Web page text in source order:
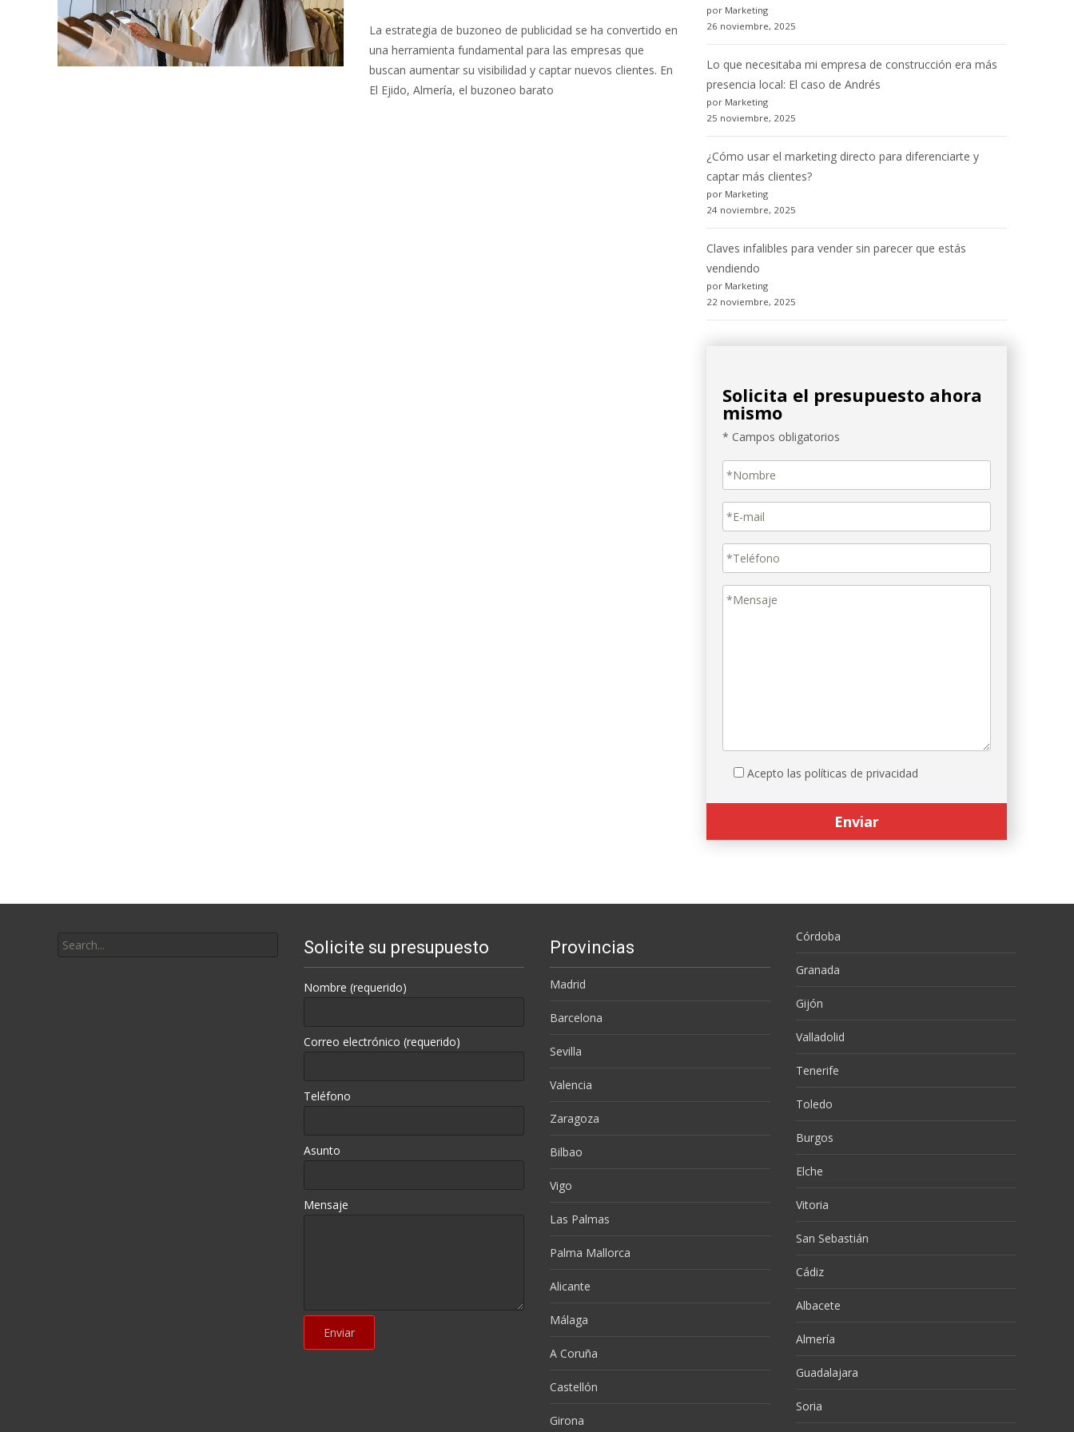
La estrategia de buzoneo de publicidad se ha convertido en
una herramienta fundamental para las empresas que
buscan aumentar su visibilidad y captar nuevos clientes. En
El Ejido, Almería, el buzoneo barato
por Marketing
26 noviembre, 2025
Lo que necesitaba mi empresa de construcción era más
presencia local: El caso de Andrés
por Marketing
25 noviembre, 2025
¿Cómo usar el marketing directo para diferenciarte y
captar más clientes?
por Marketing
24 noviembre, 2025
Claves infalibles para vender sin parecer que estás
vendiendo
por Marketing
22 noviembre, 2025
Acepto las políticas de privacidad
for:
Solicite su presupuesto
Nombre (requerido)
Correo electrónico (requerido)
Teléfono
Asunto
Mensaje
Provincias
Madrid
Barcelona
Sevilla
Valencia
Zaragoza
Bilbao
Vigo
Las Palmas
Palma Mallorca
Alicante
Málaga
A Coruña
Castellón
Girona
Córdoba
Granada
Gijón
Valladolid
Tenerife
Toledo
Burgos
Elche
Vitoria
San Sebastián
Cádiz
Albacete
Almería
Guadalajara
Soria